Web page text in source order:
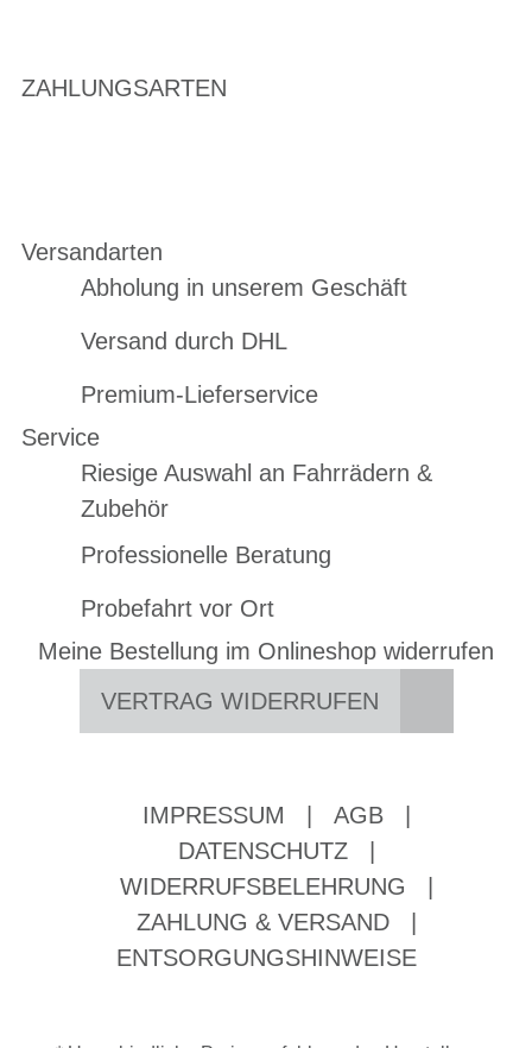
ZAHLUNGSARTEN
Versandarten
Abholung in unserem Geschäft
Versand durch DHL
Premium-Lieferservice
Service
Riesige Auswahl an Fahrrädern &
Zubehör
Professionelle Beratung
Probefahrt vor Ort
Meine Bestellung im Onlineshop widerrufen
VERTRAG WIDERRUFEN
IMPRESSUM AGB
DATENSCHUTZ
WIDERRUFSBELEHRUNG
ZAHLUNG & VERSAND
ENTSORGUNGSHINWEISE